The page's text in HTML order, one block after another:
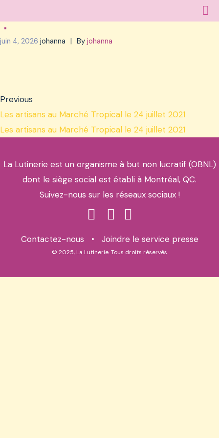
juin 4, 2026 johanna By johanna
Previous
Les artisans au Marché Tropical le 24 juillet 2021
Les artisans au Marché Tropical le 24 juillet 2021
La Lutinerie est un organisme à but non lucratif (OBNL)
dont le siège social est établi à Montréal, QC.
Suivez-nous sur les réseaux sociaux !
Contactez-nous • Joindre le service presse
© 2025, La Lutinerie. Tous droits réservés